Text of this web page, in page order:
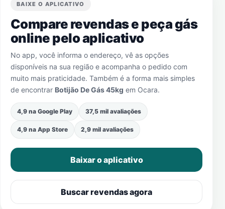
BAIXE O APLICATIVO
Compare revendas e peça gás
online pelo aplicativo
No app, você informa o endereço, vê as opções
disponíveis na sua região e acompanha o pedido com
muito mais praticidade. Também é a forma mais simples
de encontrar Botijão De Gás 45kg em Ocara.
4,9 na Google Play 37,5 mil avaliações
4,9 na App Store 2,9 mil avaliações
Baixar o aplicativo
Buscar revendas agora